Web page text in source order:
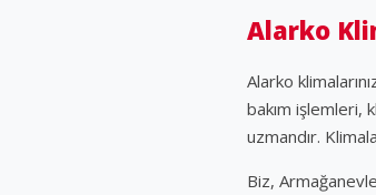
Alarko
Alarko
bakım işlemleri,
uzmandır.
Biz,